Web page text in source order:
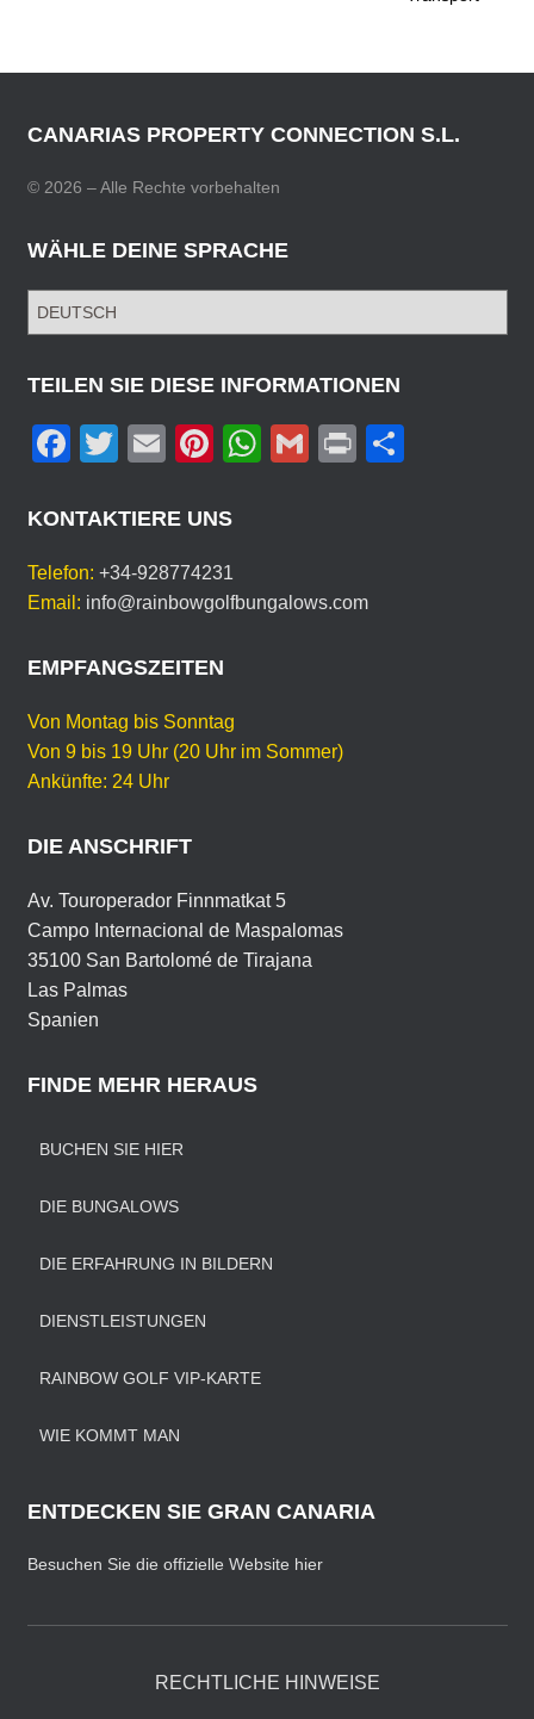
CANARIAS PROPERTY CONNECTION S.L.
© 2026 – Alle Rechte vorbehalten
WÄHLE DEINE SPRACHE
L
D
E
N
S
C
E
TEILEN SIE DIESE INFORMATIONEN
F
c
e
b
o
k
T
tt
er
E
ail
Pi
er
e
st
W
A
G
Pr
KONTAKTIERE UNS
Telefon: +34-928774231
Email: info@rainbowgolfbungalows.com
EMPFANGSZEITEN
Von Montag bis Sonntag
Von 9 bis 19 Uhr (20 Uhr im Sommer)
Ankünfte: 24 Uhr
DIE ANSCHRIFT
Av. Touroperador Finnmatkat 5
Campo Internacional de Maspalomas
35100 San Bartolomé de Tirajana
Las Palmas
Spanien
FINDE MEHR HERAUS
BUCHEN SIE HIER
DIE BUNGALOWS
DIE ERFAHRUNG IN BILDERN
DIENSTLEISTUNGEN
RAINBOW GOLF VIP-KARTE
WIE KOMMT MAN
ENTDECKEN SIE GRAN CANARIA
Besuchen Sie die offizielle Website hier
RECHTLICHE HINWEISE